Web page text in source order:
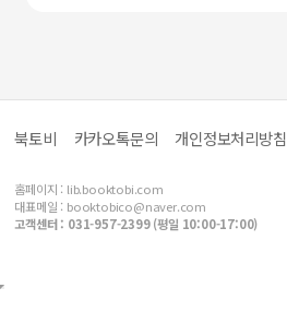
북토비 카카오톡문의 개인정보처리방침
홈페이지 : lib.booktobi.com
대표메일 : booktobico@naver.com
고객센터 : 031-957-2399 (평일 10:00-17:00)